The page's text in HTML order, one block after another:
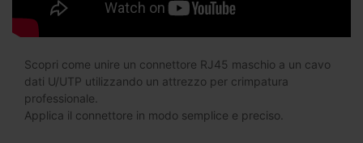
Scopri come unire un connettore RJ45 maschio a un cavo
dati U/UTP utilizzando un attrezzo per crimpatura
professionale.
Applica il connettore in modo semplice e preciso.